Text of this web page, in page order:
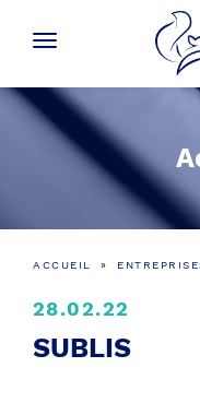
ACCUEIL »
28.02.22
SUBLIS